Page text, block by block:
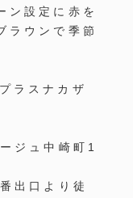
ン設定に赤を
ラウンで季節
ラスナカザ
ジュ中崎町1
出口より徒